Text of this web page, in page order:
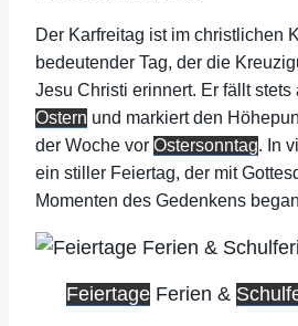
Der Karfreitag ist im christlichen
bedeutender Tag, der die
Jesu Christi erinnert. Er fällt stets
Ostern und markiert den
der Woche vor Ostersonntag. In
ein stiller Feiertag, der mit
Momenten des Gedenkens
Feiertage Ferien &